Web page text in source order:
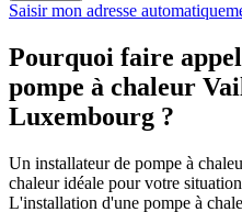
Saisir mon adresse
Pourquoi faire
pompe à chaleur
Luxembourg ?
Un installateur de pompe à
chaleur idéale pour votre
L'installation d'une pompe à